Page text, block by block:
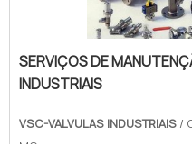
SERVIÇOS DE
INDUSTRIAIS
VSC-VALVULAS INDUSTRIAIS /